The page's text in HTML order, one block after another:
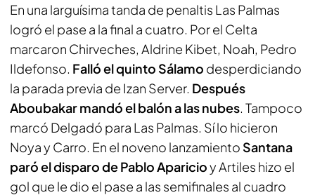
En una larguísima tanda de penaltis Las Palmas
logró el pase a la final a cuatro. Por el Celta
marcaron Chirveches, Aldrine Kibet, Noah, Pedro
Ildefonso. Falló el quinto Sálamo desperdiciando
la parada previa de Izan Server. Después
Aboubakar mandó el balón a las nubes . Tampoco
marcó Delgadó para Las Palmas. Sí lo hicieron
Noya y Carro. En el noveno lanzamiento Santana
paró el disparo de Pablo Aparicioy Artiles hizo el
gol que le dio el pase a las semifinales al cuadro